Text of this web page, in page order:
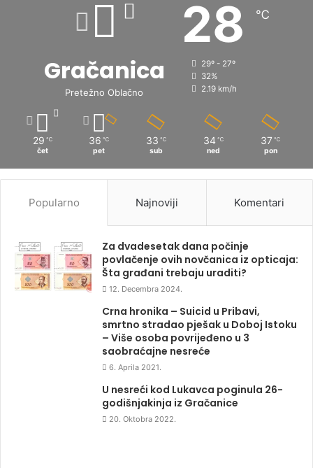
Gračanica
Pretežno Oblačno
28 ℃
29º - 27º
32%
2.19 km/h
29 ℃
čet
36 ℃
pet
33 ℃
sub
34 ℃
ned
37 ℃
pon
Popularno Najnoviji Komentari
Za dvadesetak dana počinje
povlačenje ovih novčanica iz opticaja:
Šta građani trebaju uraditi?
12. Decembra 2024.
Crna hronika – Suicid u Pribavi,
smrtno stradao pješak u Doboj Istoku
– Više osoba povrijeđeno u 3
saobraćajne nesreće
6. Aprila 2021.
U nesreći kod Lukavca poginula 26-
godišnjakinja iz Gračanice
20. Oktobra 2022.